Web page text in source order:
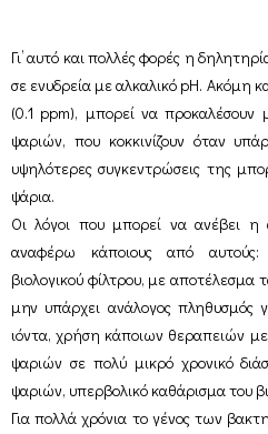
Γι’ αυτό και πολλές φορές η
σε ενυδρεία με αλκαλικό pH. Ακόμη
(0.1 ppm), μπορεί να προκαλέσουν
ψαριών, που κοκκινίζουν όταν
υψηλότερες συγκεντρώσεις της
ψάρια.
Οι λόγοι που μπορεί να ανέβει η
αναφέρω κάποιους από αυτούς:
βιολογικού φίλτρου, με αποτέλεσμα
μην υπάρχει ανάλογος πληθυσμός
ιόντα, χρήση κάποιων θεραπειών
ψαριών σε πολύ μικρό χρονικό
ψαριών, υπερβολικό καθάρισμα του
Για πολλά χρόνια το γένος των